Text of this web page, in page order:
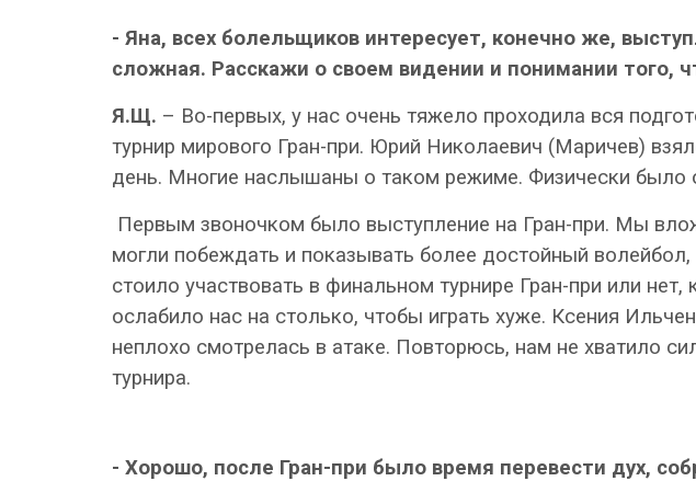
- Яна, всех болельщиков интересует, конечно же,
сложная. Расскажи о своем видении и понимании того,
Я.Щ. – Во-первых, у нас очень тяжело проходила вся
турнир мирового Гран-при. Юрий Николаевич (Маричев)
день. Многие наслышаны о таком режиме. Физически было
Первым звоночком было выступление на Гран-при. Мы
могли побеждать и показывать более достойный
стоило участвовать в финальном турнире Гран-при или
ослабило нас на столько, чтобы играть хуже. Ксения
неплохо смотрелась в атаке. Повторюсь, нам не хватило
турнира.
- Хорошо, после Гран-при было время перевести дух,